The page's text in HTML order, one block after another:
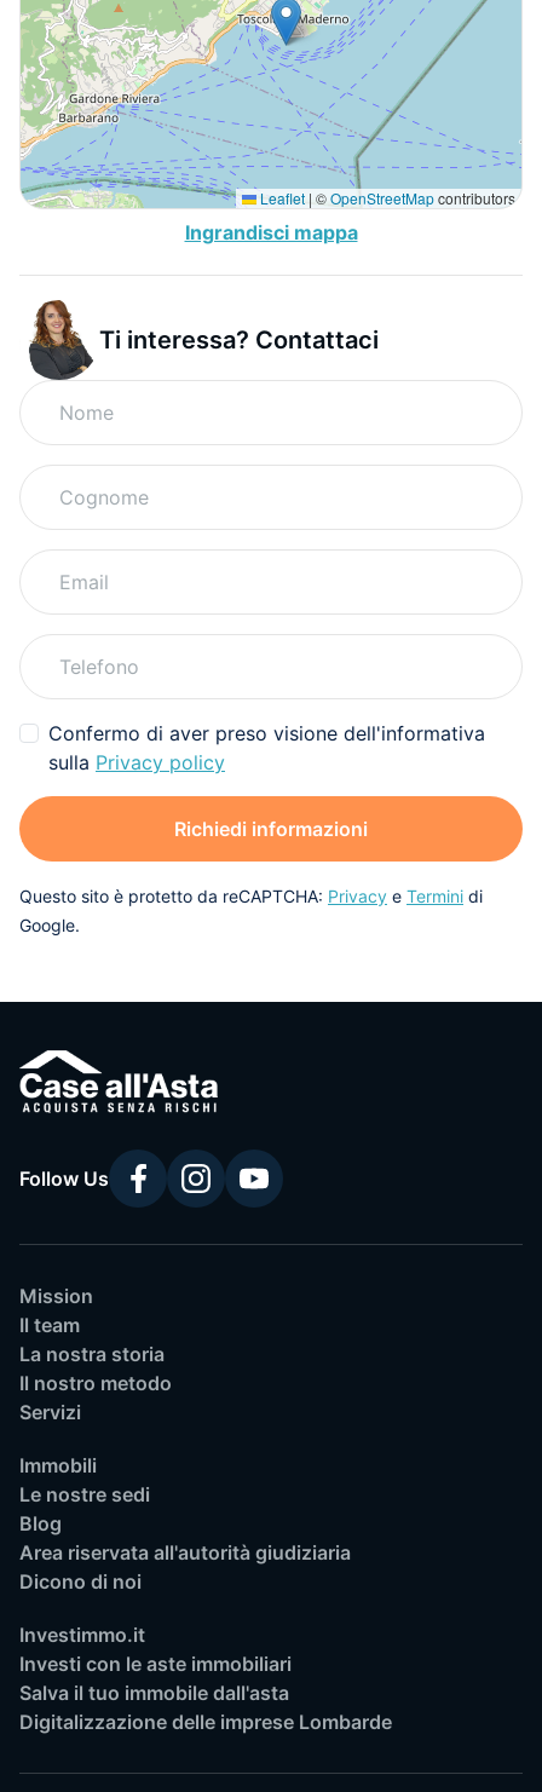
Leaflet | ©OpenStreetMapcontributors
Ingrandisci mappa
Ti interessa? Contattaci
Confermo di aver preso visione dell'informativa
sulla Privacy policy
Richiedi informazioni
Questo sito è protetto da reCAPTCHA: Privacy e Termini di
Google.
Follow Us
Mission
Il team
La nostra storia
Il nostro metodo
Servizi
Immobili
Le nostre sedi
Blog
Area riservata all'autorità giudiziaria
Dicono di noi
Investimmo.it
Investi con le aste immobiliari
Salva il tuo immobile dall'asta
Digitalizzazione delle imprese Lombarde